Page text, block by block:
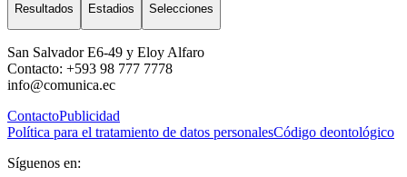
Resultados Estadios Selecciones
San Salvador E6-49 y Eloy Alfaro
Contacto: +593 98 777 7778
info@comunica.ec
ContactoPublicidad
Política para el tratamiento de datos personalesCódigo deontológico
Síguenos en: